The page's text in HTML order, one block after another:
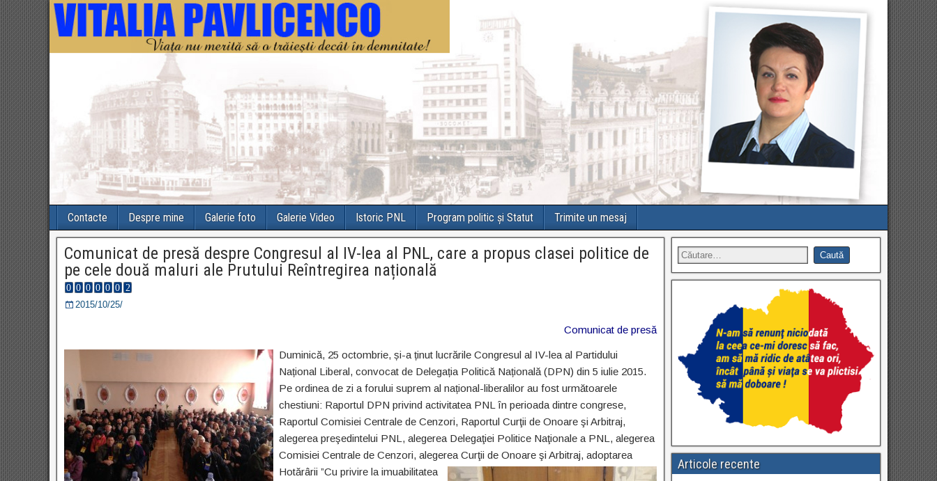
Contacte Despre mine Galerie foto Galerie Video Istoric PNL Program politic și Statut Trimite un mesaj
Comunicat de presă despre Congresul al IV-lea al PNL, care a propus clasei politice de
pe cele două maluri ale Prutului Reîntregirea națională
2015/10/25/
Comunicat de presă
Duminică, 25 octombrie, și-a ținut lucrările Congresul al IV-lea al Partidului
Național Liberal, convocat de Delegația Politică Națională (DPN) din 5 iulie 2015.
Pe ordinea de zi a forului suprem al național-liberalilor au fost următoarele
chestiuni: Raportul DPN privind activitatea PNL în perioada dintre congrese,
Raportul Comisiei Centrale de Cenzori, Raportul Curţii de Onoare şi Arbitraj,
alegerea preşedintelui PNL, alegerea Delegaţiei Politice Naţionale a PNL, alegerea
Comisiei Centrale de Cenzori, alegerea Curţii de Onoare şi Arbitraj, adoptarea
Hotărârii ”Cu privire la imuabilitatea
Articole recente